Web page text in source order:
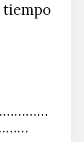
tiempo